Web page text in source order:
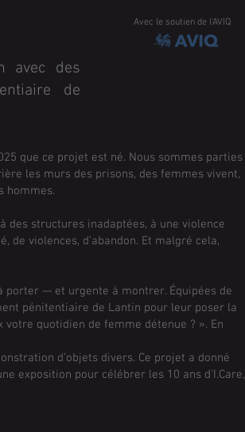
Avec le soutien de l'AVIQ
avec des
de
que ce projet est né. Nous sommes parties
les murs des prisons, des femmes vivent,
hommes.
des structures inadaptées, à une violence
de violences, d’abandon. Et malgré cela,
porter — et urgente à montrer. Équipées de
pénitentiaire de Lantin pour leur poser la
quotidien de femme détenue ? ». En
d’objets divers. Ce projet a donné
exposition pour célébrer les 10 ans d'I.Care,